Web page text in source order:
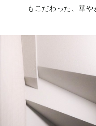
もこだわった、華や